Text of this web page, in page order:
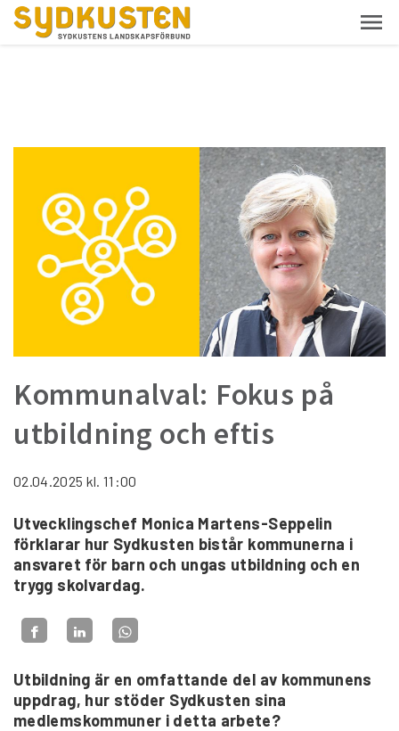
Kommunalval: Fokus på
utbildning och eftis
02.04.2025 kl. 11:00
Utvecklingschef Monica Martens-Seppelin
förklarar hur Sydkusten bistår kommunerna i
ansvaret för barn och ungas utbildning och en
trygg skolvardag.
Utbildning är en omfattande del av kommunens
uppdrag, hur stöder Sydkusten sina
medlemskommuner i detta arbete?